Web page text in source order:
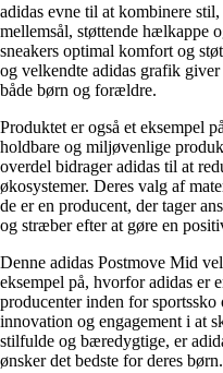
adidas evne til at kombinere
mellemsål, støttende hælkappe
sneakers optimal komfort og
og velkendte adidas grafik
både børn og forældre.
Produktet er også et eksempel
holdbare og miljøvenlige
overdel bidrager adidas til at
økosystemer. Deres valg af
de er en producent, der tager
og stræber efter at gøre en
Denne adidas Postmove Mid
eksempel på, hvorfor adidas er
producenter inden for
innovation og engagement i at
stilfulde og bæredygtige, er
ønsker det bedste for deres børn.